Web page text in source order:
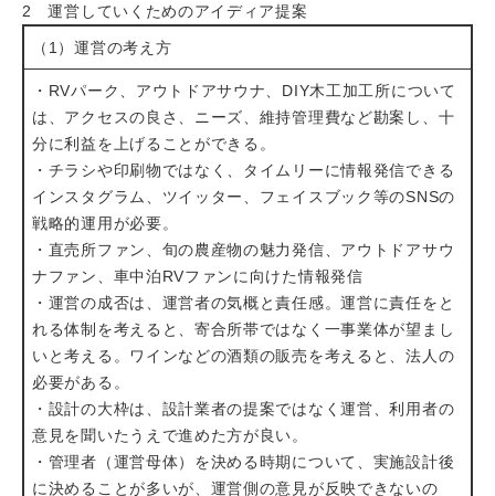
2 運営していくためのアイディア提案
（1）運営の考え方
・RVパーク、アウトドアサウナ、DIY木工加工所について
は、アクセスの良さ、ニーズ、維持管理費など勘案し、十
分に利益を上げることができる。
・チラシや印刷物ではなく、タイムリーに情報発信できる
インスタグラム、ツイッター、フェイスブック等のSNSの
戦略的運用が必要。
・直売所ファン、旬の農産物の魅力発信、アウトドアサウ
ナファン、車中泊RVファンに向けた情報発信
・運営の成否は、運営者の気概と責任感。運営に責任をと
れる体制を考えると、寄合所帯ではなく一事業体が望まし
いと考える。ワインなどの酒類の販売を考えると、法人の
必要がある。
・設計の大枠は、設計業者の提案ではなく運営、利用者の
意見を聞いたうえで進めた方が良い。
・管理者（運営母体）を決める時期について、実施設計後
に決めることが多いが、運営側の意見が反映できないの